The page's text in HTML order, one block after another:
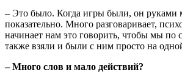
– Это было. Когда игры были, он руками
показательно. Много разговаривает,
начинает нам это говорить, чтобы мы по
также взяли и были с ним просто на
– Много слов и мало действий?